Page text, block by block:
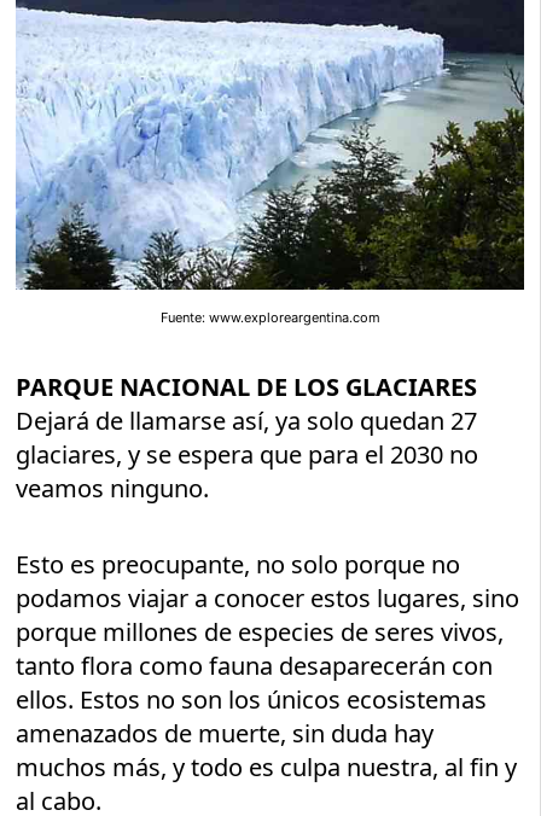
Fuente: www.exploreargentina.com
PARQUE NACIONAL DE LOS GLACIARES
Dejará de llamarse así, ya solo quedan 27
glaciares, y se espera que para el 2030 no
veamos ninguno.
Esto es preocupante, no solo porque no
podamos viajar a conocer estos lugares, sino
porque millones de especies de seres vivos,
tanto flora como fauna desaparecerán con
ellos. Estos no son los únicos ecosistemas
amenazados de muerte, sin duda hay
muchos más, y todo es culpa nuestra, al fin y
al cabo.